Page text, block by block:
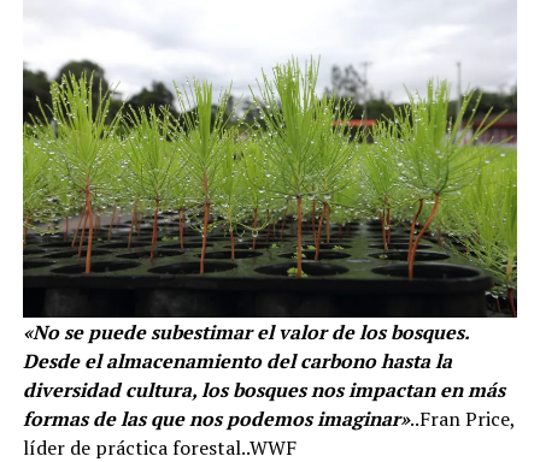
«No se puede subestimar el valor de los bosques.
Desde el almacenamiento del carbono hasta la
diversidad cultura, los bosques nos impactan en más
formas de las que nos podemos imaginar»..Fran Price,
líder de práctica forestal..WWF